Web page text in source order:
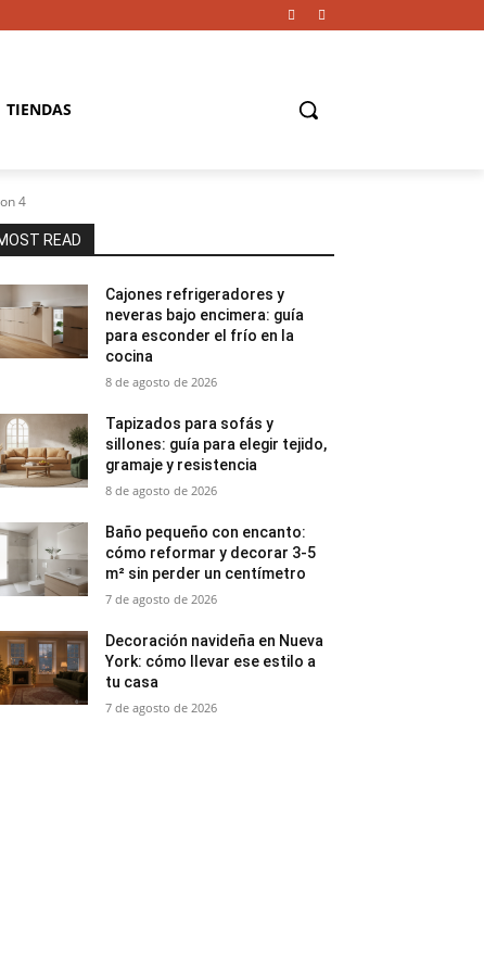
TIENDAS
4
READ
Cajones refrigeradores y
neveras bajo encimera: guía
para esconder el frío en la
cocina
8 de agosto de 2026
Tapizados para sofás y
sillones: guía para elegir tejido,
gramaje y resistencia
8 de agosto de 2026
Baño pequeño con encanto:
cómo reformar y decorar 3-5
m² sin perder un centímetro
7 de agosto de 2026
Decoración navideña en Nueva
York: cómo llevar ese estilo a
tu casa
7 de agosto de 2026